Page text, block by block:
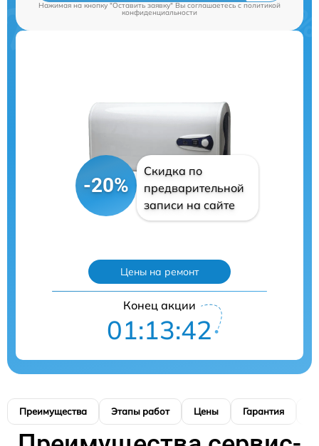
Нажимая на кнопку "Оставить заявку" Вы соглашаетесь cполитикой
конфиденциальности
-20%
Скидка по
предварительной
записи на сайте
Цены на ремонт
Конец акции
01:13:41
Преимущества Этапы работ Цены Гарантия